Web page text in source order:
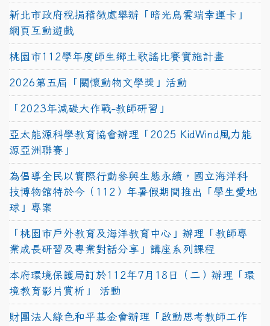
新北市政府稅捐稽徵處舉辦「暗光鳥雲端幸運卡」
網頁互動遊戲
桃園市112學年度師生鄉土歌謠比賽實施計畫
2026第五屆「關懷動物文學獎」活動
「2023年減碳大作戰-教師研習」
亞太能源科學教育協會辦理「2025 KidWind風力能
源亞洲聯賽」
為倡導全民以實際行動參與生態永續，國立海洋科
技博物館特於今（112）年暑假期間推出「學生愛地
球」專案
「桃園市戶外教育及海洋教育中心」辦理「教師專
業成長研習及專業對話分享」講座系列課程
本府環境保護局訂於112年7月18日（二）辦理「環
境教育影片賞析」 活動
財團法人綠色和平基金會辦理「啟動思考教師工作